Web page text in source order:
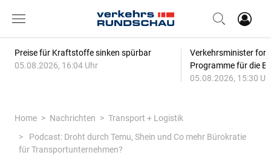
Preise für Kraftstoffe sinken spürbar
05.08.2026, 16:04 Uhr
Verkehrsminister
Programme für die
05.08.2026, 15:30
Home Nachrichten
Transport + Logistik
Podcast: Droht durch Temu, Shein und Co mehr Bürokratie
für Transportunternehmen?